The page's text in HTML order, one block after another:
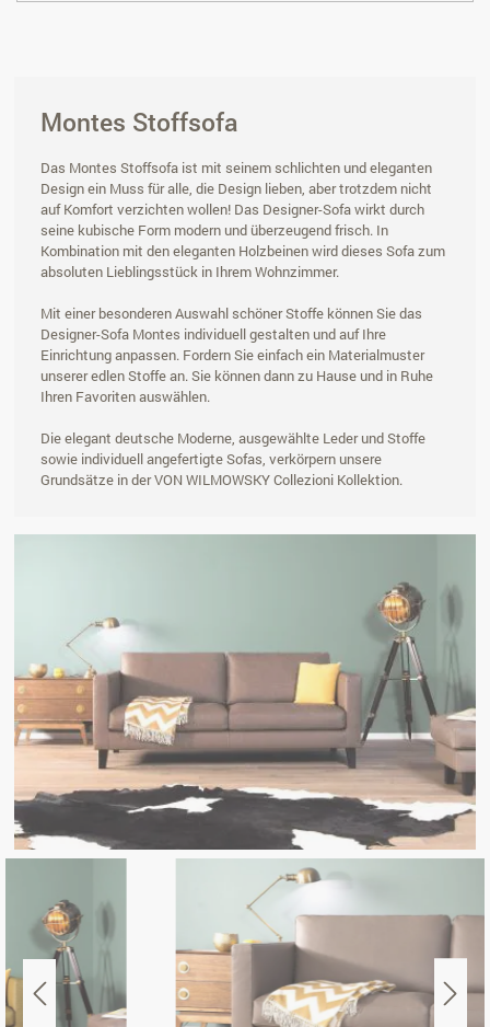
Montes Stoffsofa
Das Montes Stoffsofa ist mit seinem schlichten und eleganten
Design ein Muss für alle, die Design lieben, aber trotzdem nicht
auf Komfort verzichten wollen! Das Designer-Sofa wirkt durch
seine kubische Form modern und überzeugend frisch. In
Kombination mit den eleganten Holzbeinen wird dieses Sofa zum
absoluten Lieblingsstück in Ihrem Wohnzimmer.
Mit einer besonderen Auswahl schöner Stoffe können Sie das
Designer-Sofa Montes individuell gestalten und auf Ihre
Einrichtung anpassen. Fordern Sie einfach ein Materialmuster
unserer edlen Stoffe an. Sie können dann zu Hause und in Ruhe
Ihren Favoriten auswählen.
Die elegant deutsche Moderne, ausgewählte Leder und Stoffe
sowie individuell angefertigte Sofas, verkörpern unsere
Grundsätze in der VON WILMOWSKY Collezioni Kollektion.